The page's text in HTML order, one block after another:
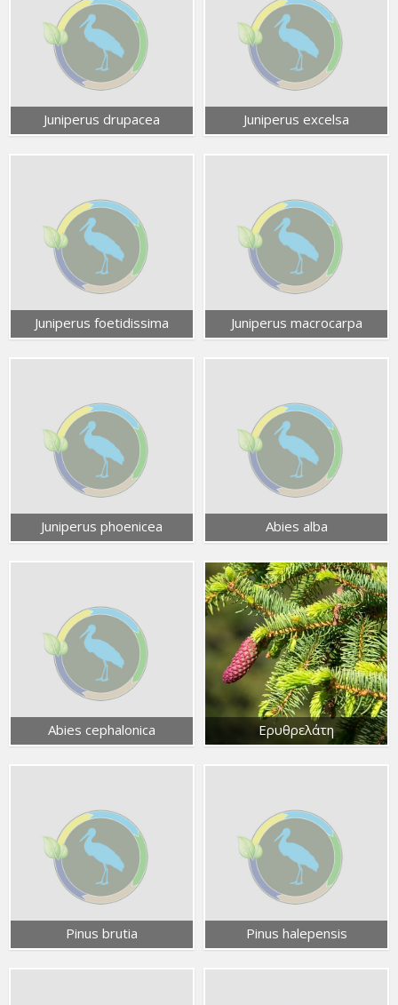
Juniperus drupacea Juniperus excelsa
Juniperus foetidissima Juniperus macrocarpa
Juniperus phoenicea Abies alba
Abies cephalonica Ερυθρελάτη
Pinus brutia Pinus halepensis